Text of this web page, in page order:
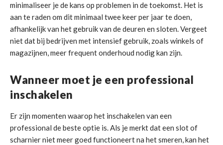
minimaliseer je de kans op problemen in de toekomst. Het is
aan te raden om dit minimaal twee keer per jaar te doen,
afhankelijk van het gebruik van de deuren en sloten. Vergeet
niet dat bij bedrijven met intensief gebruik, zoals winkels of
magazijnen, meer frequent onderhoud nodig kan zijn.
Wanneer moet je een professional
inschakelen
Er zijn momenten waarop het inschakelen van een
professional de beste optie is. Als je merkt dat een slot of
scharnier niet meer goed functioneert na het smeren, kan het